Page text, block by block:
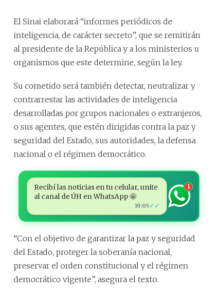
El Sinai elaborará “informes periódicos de
inteligencia, de carácter secreto”, que se remitirán
al presidente de la República y a los ministerios u
organismos que este determine, según la ley.
Su cometido será también detectar, neutralizar y
contrarrestar las actividades de inteligencia
desarrolladas por grupos nacionales o extranjeros,
o sus agentes, que estén dirigidas contra la paz y
seguridad del Estado, sus autoridades, la defensa
nacional o el régimen democrático.
Recibí las noticias en tu celular, unite
al canal de ÚH en WhatsApp 🤩
19:05✓✓
1
“Con el objetivo de garantizar la paz y seguridad
del Estado, proteger la soberanía nacional,
preservar el orden constitucional y el régimen
democrático vigente”, asegura el texto.